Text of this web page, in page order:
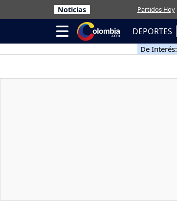
Noticias Partidos Hoy
DEPORTES
De Interés: